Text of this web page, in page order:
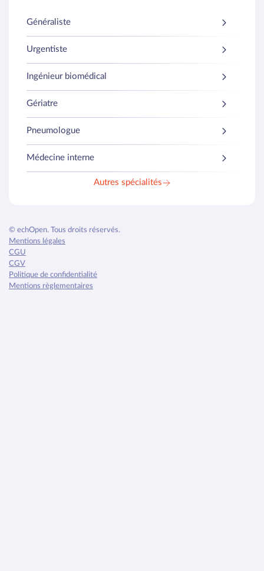
Généraliste
Urgentiste
Ingénieur biomédical
Gériatre
Pneumologue
Médecine interne
Autres spécialités
© echOpen. Tous droits réservés.
Mentions légales
CGU
CGV
Politique de confidentialité
Mentions règlementaires